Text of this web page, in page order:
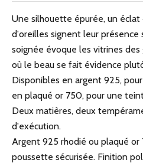
Une silhouette épurée, un éclat
d'oreilles signent leur présence
soignée évoque les vitrines des
où le beau se fait évidence
Disponibles en argent 925,
en plaqué or 750, pour une
Deux matières, deux
d'exécution.
Argent 925 rhodié ou plaqué or
poussette sécurisée. Finition